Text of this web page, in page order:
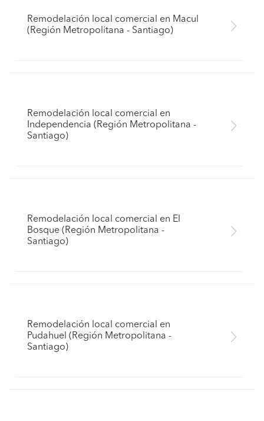
Remodelación local comercial en Macul
(Región Metropolitana - Santiago)
Remodelación local comercial en
Independencia (Región Metropolitana -
Santiago)
Remodelación local comercial en El
Bosque (Región Metropolitana -
Santiago)
Remodelación local comercial en
Pudahuel (Región Metropolitana -
Santiago)